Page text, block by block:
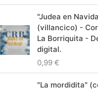
"Judea en
(villancico) -
La Borriquita -
digital.
0,99 €
"La mordidita"